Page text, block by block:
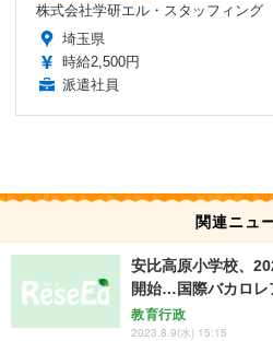
株式会社学研エル・スタッフィング
埼玉県
時給2,500円
派遣社員
関連ニュ
安比高原小学校、
開始…国際バカロレ
教育行政
2023.8.9(水) 15:15